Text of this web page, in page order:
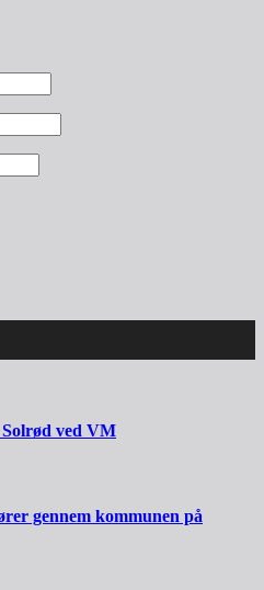
ved VM
gennem kommunen på